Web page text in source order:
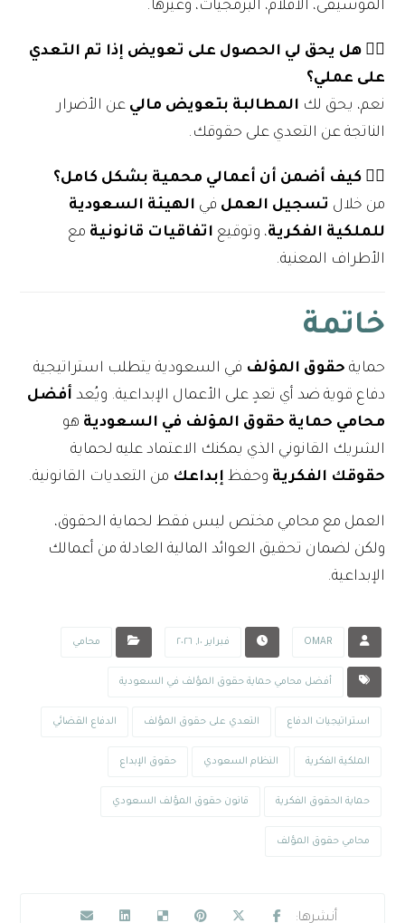
الموسيقى، الأفلام، البرمجيات، وغيرها.
٢️⃣ هل يحق لي الحصول على تعويض إذا تم التعدي
على عملي؟
نعم، يحق لك المطالبة بتعويض مالي عن الأضرار
الناتجة عن التعدي على حقوقك.
٣️⃣ كيف أضمن أن أعمالي محمية بشكل كامل؟
من خلال تسجيل العمل في الهيئة السعودية
للملكية الفكرية، وتوقيع اتفاقيات قانونية مع
الأطراف المعنية.
خاتمة
حماية حقوق المؤلف في السعودية يتطلب استراتيجية
دفاع قوية ضد أي تعدٍ على الأعمال الإبداعية. ويُعد أفضل
محامي حماية حقوق المؤلف في السعودية هو
الشريك القانوني الذي يمكنك الاعتماد عليه لحماية
حقوقك الفكرية وحفظ إبداعك من التعديات القانونية.
العمل مع محامي مختص ليس فقط لحماية الحقوق،
ولكن لضمان تحقيق العوائد المالية العادلة من أعمالك
الإبداعية.
OMAR فبراير ١٠, ٢٠٢٦ محامي
أفضل محامي حماية حقوق المؤلف في السعودية
استراتيجيات الدفاع التعدي على حقوق المؤلف الدفاع القضائي
الملكية الفكرية النظام السعودي حقوق الإبداع
حماية الحقوق الفكرية قانون حقوق المؤلف السعودي
محامي حقوق المؤلف